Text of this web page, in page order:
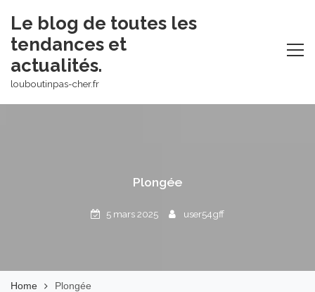
content
Le blog de toutes les
tendances et
actualités.
louboutinpas-cher.fr
Plongée
5 mars 2025 user54gff
Home Plongée